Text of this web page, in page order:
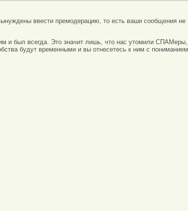
ввести премодерацию, то есть ваши сообщения не
и был всегда. Это значит лишь, что нас утомили СПАМеры,
будут временными и вы отнесетесь к ним с пониманием.